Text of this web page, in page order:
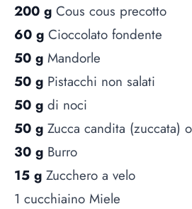
200 g Cous cous precotto
60 g Cioccolato fondente
50 g Mandorle
50 g Pistacchi non salati
50 g di noci
50 g Zucca candita (zuccata)
30 g Burro
15 g Zucchero a velo
1 cucchiaino Miele